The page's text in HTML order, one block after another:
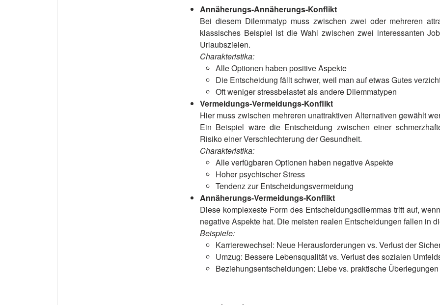
Annäherungs-Annäherungs-Konflikt
Bei diesem Dilemmatyp muss zwischen zwei oder mehreren
klassisches Beispiel ist die Wahl zwischen zwei interessanten
Urlaubszielen.
Charakteristika:
Alle Optionen haben positive Aspekte
Die Entscheidung fällt schwer, weil man auf etwas Gutes
Oft weniger stressbelastet als andere Dilemmatypen
Vermeidungs-Vermeidungs-Konflikt
Hier muss zwischen mehreren unattraktiven Alternativen gewählt
Ein Beispiel wäre die Entscheidung zwischen einer
Risiko einer Verschlechterung der Gesundheit.
Charakteristika:
Alle verfügbaren Optionen haben negative Aspekte
Hoher psychischer Stress
Tendenz zur Entscheidungsvermeidung
Annäherungs-Vermeidungs-Konflikt
Diese komplexeste Form des Entscheidungsdilemmas tritt auf,
negative Aspekte hat. Die meisten realen Entscheidungen fallen in
Beispiele:
Karrierewechsel: Neue Herausforderungen vs. Verlust der
Umzug: Bessere Lebensqualität vs. Verlust des sozialen
Beziehungsentscheidungen: Liebe vs. praktische Überlegungen